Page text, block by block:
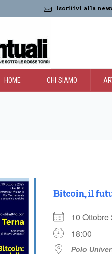
Iscritivi alla
HOME CHI SIAMO
Bitcoin, il
10
18:00
Polo